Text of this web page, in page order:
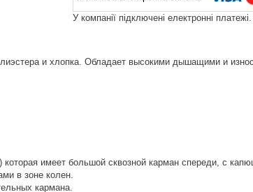
У компанії підключені електронні
и хлопка. Обладает высокими дышащими и
которая имеет большой сквозной карман спереди, с
в зоне колен.
кармана.